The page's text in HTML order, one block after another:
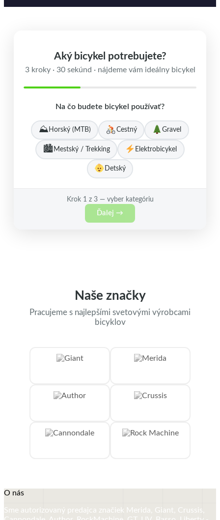
Aký bicykel potrebujete?
3 kroky · 30 sekúnd · nájdeme vám ideálny bicykel
Na čo budete bicykel používať?
⛰ Horský (MTB) Cestný Gravel
🏙 Mestský / Trekking Elektrobicykel
Detský
Krok 1 z 3 — vyber kategóriu
Ďalej →
Naše značky
Pracujeme s najlepšími svetovými výrobcami
bicyklov
O nás
Sme autorizovaný predajca značiek Merida, Giant, Crussis,